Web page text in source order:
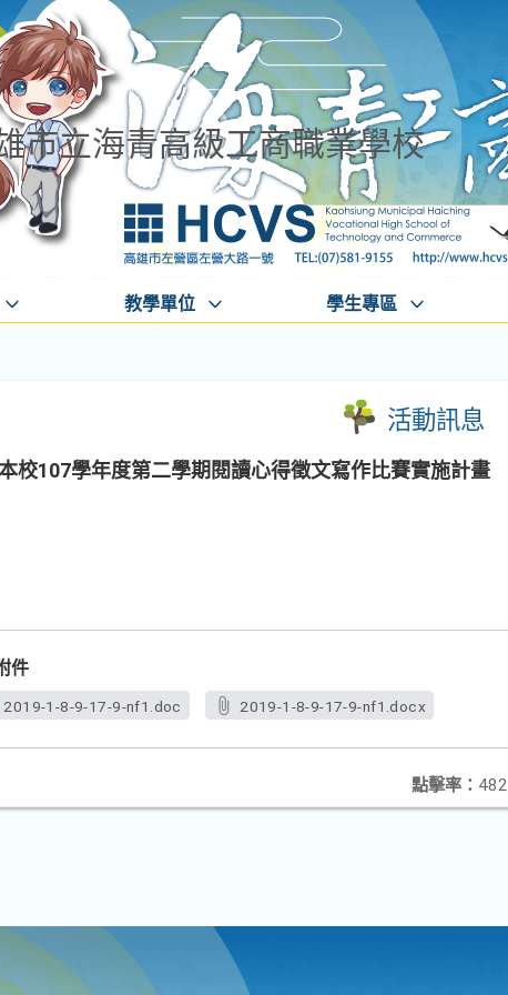
市立海青高級工商職業學校
教學單位 學生專區
活動訊息
校107學年度第二學期閱讀心得徵文寫作比賽實施計畫
件
2019-1-8-9-17-9-nf1.doc 2019-1-8-9-17-9-nf1.docx
點擊率： 482